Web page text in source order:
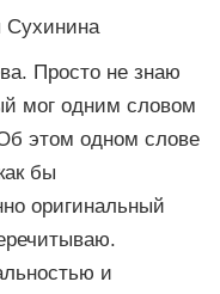
Сухинина
Просто не знаю
мог одним словом
этом одном слове
бы
оригинальный
и